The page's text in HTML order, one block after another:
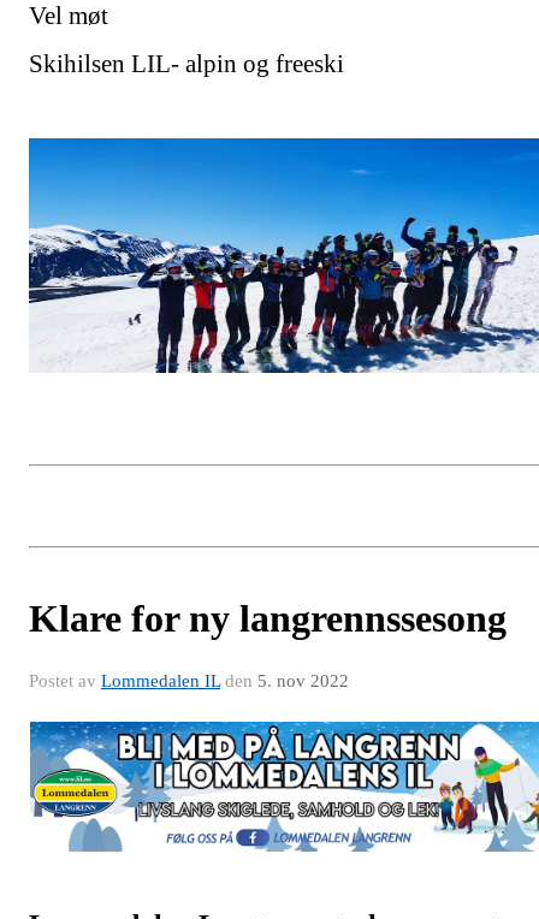
Vel møt
Skihilsen LIL- alpin og freeski
Klare for ny langrennssesong
Postet av Lommedalen ILden 5. nov 2022